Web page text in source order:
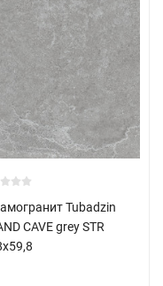
Tubadzin
CAVE grey STR